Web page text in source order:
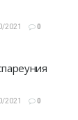
2021 0
2021 0